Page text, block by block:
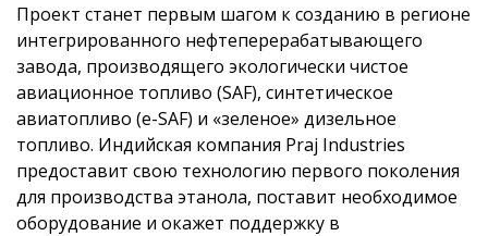
Проект станет первым шагом к созданию в регионе
интегрированного нефтеперерабатывающего
завода, производящего экологически чистое
авиационное топливо (SAF), синтетическое
авиатопливо (e-SAF) и «зеленое» дизельное
топливо. Индийская компания Praj Industries
предоставит свою технологию первого поколения
для производства этанола, поставит необходимое
оборудование и окажет поддержку в